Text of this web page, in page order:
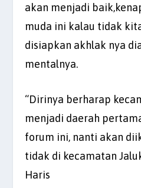
akan menjadi
muda ini kalau tidak
disiapkan akhlak nya
mentalnya.
“Dirinya berharap
menjadi daerah
forum ini, nanti akan
tidak di kecamatan
Haris